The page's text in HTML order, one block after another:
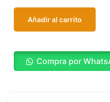
Añadir al carrito
Compra por